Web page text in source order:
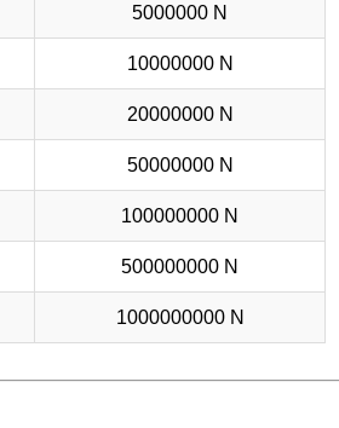
5000000 N
10000000 N
20000000 N
50000000 N
100000000 N
500000000 N
1000000000 N